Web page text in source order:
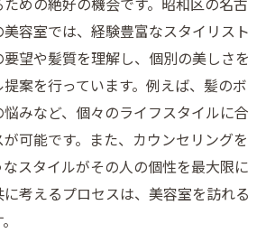
ライズされたヘアケアの魅力
を追求した施術体験
に適したプロダクトの選び方
声を反映したサービス
アとサロンケアのバランス
点で考える髪の健康管理
室で日常を彩るスタイリング提案
容室では、経験豊富なスタイリスト
望や髪質を理解し、個別の美しさを
案を行っています。例えば、髪のボ
みなど、個々のライフスタイルに合
可能です。また、カウンセリングを
スタイルがその人の個性を最大限に
考えるプロセスは、美容室を訪れる